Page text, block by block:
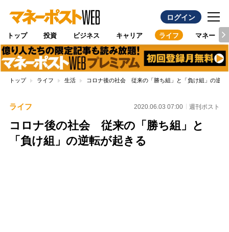
ログイン
トップ 投資 ビジネス キャリア ライフ マネー
トップ ライフ 生活 コロナ後の社会 従来の「勝ち組」と「負け組」の逆転
ライフ 2020.06.03 07:00 週刊ポスト
コロナ後の社会 従来の「勝ち組」と
「負け組」の逆転が起きる